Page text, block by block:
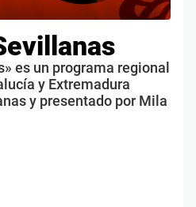
es un programa regional
y Extremadura
y presentado por Mila